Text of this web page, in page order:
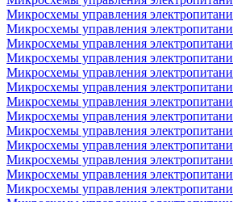
Микросхемы управления
Микросхемы управления
Микросхемы управления
Микросхемы управления
Микросхемы управления
Микросхемы управления
Микросхемы управления
Микросхемы управления
Микросхемы управления
Микросхемы управления
Микросхемы управления
Микросхемы управления
Микросхемы управления